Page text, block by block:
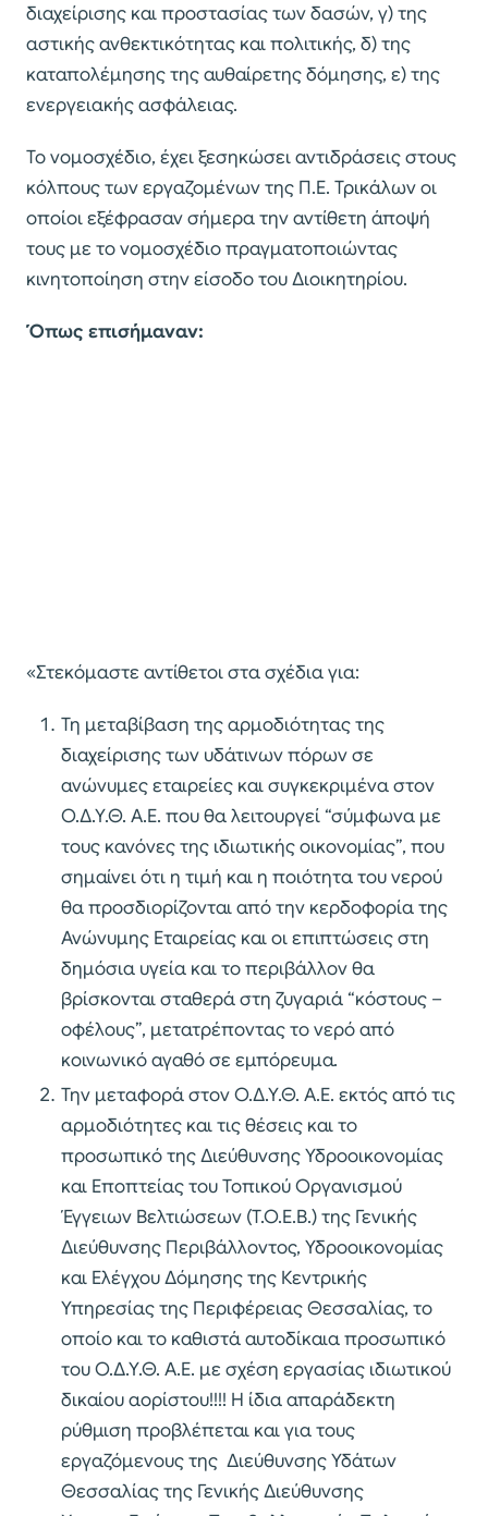
διαχείρισης και προστασίας των δασών, γ) της
αστικής ανθεκτικότητας και πολιτικής, δ) της
καταπολέμησης της αυθαίρετης δόμησης, ε) της
ενεργειακής ασφάλειας.
Το νομοσχέδιο, έχει ξεσηκώσει αντιδράσεις στους
κόλπους των εργαζομένων της Π.Ε. Τρικάλων οι
οποίοι εξέφρασαν σήμερα την αντίθετη άποψή
τους με το νομοσχέδιο πραγματοποιώντας
κινητοποίηση στην είσοδο του Διοικητηρίου.
Όπως επισήμαναν:
«Στεκόμαστε αντίθετοι στα σχέδια για:
Τη μεταβίβαση της αρμοδιότητας της
διαχείρισης των υδάτινων πόρων σε
ανώνυμες εταιρείες και συγκεκριμένα στον
Ο.Δ.Υ.Θ. Α.Ε. που θα λειτουργεί “σύμφωνα µε
τους κανόνες της ιδιωτικής οικονομίας”, που
σημαίνει ότι η τιμή και η ποιότητα του νερού
θα προσδιορίζονται από την κερδοφορία της
Ανώνυμης Εταιρείας και οι επιπτώσεις στη
δημόσια υγεία και το περιβάλλον θα
βρίσκονται σταθερά στη ζυγαριά “κόστους –
οφέλους”, μετατρέποντας το νερό από
κοινωνικό αγαθό σε εμπόρευμα.
Την μεταφορά στον Ο.Δ.Υ.Θ. Α.Ε. εκτός από τις
αρμοδιότητες και τις θέσεις και το
προσωπικό της Διεύθυνσης Υδροοικονομίας
και Εποπτείας του Τοπικού Οργανισμού
Έγγειων Βελτιώσεων (Τ.Ο.Ε.Β.) της Γενικής
Διεύθυνσης Περιβάλλοντος, Υδροοικονομίας
και Ελέγχου Δόμησης της Κεντρικής
Υπηρεσίας της Περιφέρειας Θεσσαλίας, το
οποίο και το καθιστά αυτοδίκαια προσωπικό
του Ο.Δ.Υ.Θ. Α.Ε. με σχέση εργασίας ιδιωτικού
δικαίου αορίστου!!!! Η ίδια απαράδεκτη
ρύθμιση προβλέπεται και για τους
εργαζόμενους της Διεύθυνσης Υδάτων
Θεσσαλίας της Γενικής Διεύθυνσης